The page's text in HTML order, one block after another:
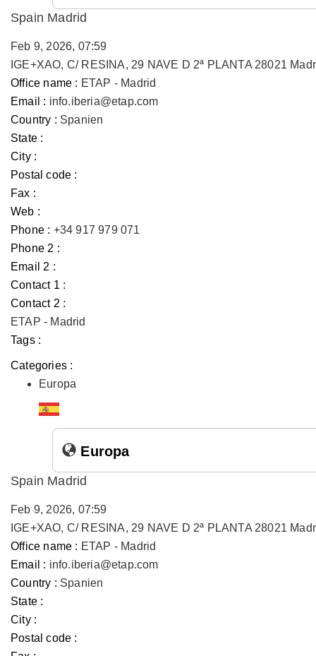
Spain Madrid
Feb 9, 2026, 07:59
IGE+XAO, C/ RESINA, 29 NAVE D 2ª PLANTA 28021
Office name : ETAP - Madrid
Email : info.iberia@etap.com
Country : Spanien
State :
City :
Postal code :
Fax :
Web :
Phone : +34 917 979 071
Phone 2 :
Email 2 :
Contact 1 :
Contact 2 :
ETAP - Madrid
Tags :
Categories :
Europa
Europa
Spain Madrid
Feb 9, 2026, 07:59
IGE+XAO, C/ RESINA, 29 NAVE D 2ª PLANTA 28021
Office name : ETAP - Madrid
Email : info.iberia@etap.com
Country : Spanien
State :
City :
Postal code :